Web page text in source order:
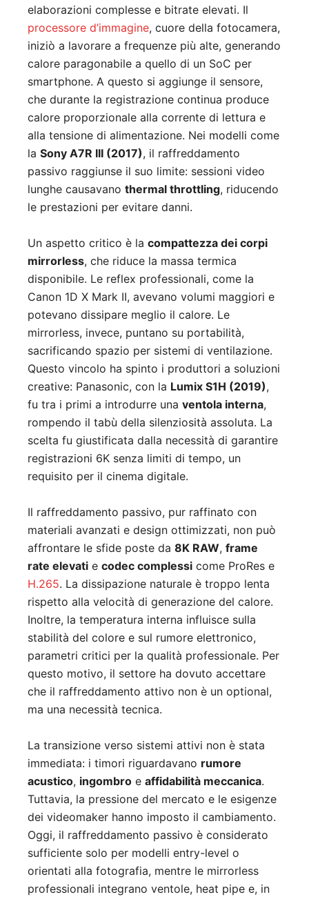
elaborazioni complesse e bitrate elevati. Il
processore d’immagine, cuore della fotocamera,
iniziò a lavorare a frequenze più alte, generando
calore paragonabile a quello di un SoC per
smartphone. A questo si aggiunge il sensore,
che durante la registrazione continua produce
calore proporzionale alla corrente di lettura e
alla tensione di alimentazione. Nei modelli come
la Sony A7R III (2017), il raffreddamento
passivo raggiunse il suo limite: sessioni video
lunghe causavano thermal throttling, riducendo
le prestazioni per evitare danni.
Un aspetto critico è la compattezza dei corpi
mirrorless, che riduce la massa termica
disponibile. Le reflex professionali, come la
Canon 1D X Mark II, avevano volumi maggiori e
potevano dissipare meglio il calore. Le
mirrorless, invece, puntano su portabilità,
sacrificando spazio per sistemi di ventilazione.
Questo vincolo ha spinto i produttori a soluzioni
creative: Panasonic, con la Lumix S1H (2019),
fu tra i primi a introdurre una ventola interna,
rompendo il tabù della silenziosità assoluta. La
scelta fu giustificata dalla necessità di garantire
registrazioni 6K senza limiti di tempo, un
requisito per il cinema digitale.
Il raffreddamento passivo, pur raffinato con
materiali avanzati e design ottimizzati, non può
affrontare le sfide poste da 8K RAW, frame
rate elevati e codec complessi come ProRes e
H.265. La dissipazione naturale è troppo lenta
rispetto alla velocità di generazione del calore.
Inoltre, la temperatura interna influisce sulla
stabilità del colore e sul rumore elettronico,
parametri critici per la qualità professionale. Per
questo motivo, il settore ha dovuto accettare
che il raffreddamento attivo non è un optional,
ma una necessità tecnica.
La transizione verso sistemi attivi non è stata
immediata: i timori riguardavano rumore
acustico, ingombro e affidabilità meccanica.
Tuttavia, la pressione del mercato e le esigenze
dei videomaker hanno imposto il cambiamento.
Oggi, il raffreddamento passivo è considerato
sufficiente solo per modelli entry-level o
orientati alla fotografia, mentre le mirrorless
professionali integrano ventole, heat pipe e, in